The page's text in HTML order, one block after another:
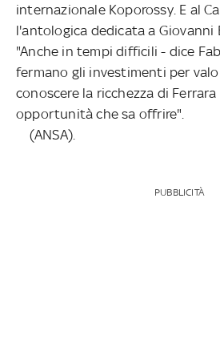
internazionale Koporossy. E al
l'antologica dedicata a Giovanni
"Anche in tempi difficili - dice
fermano gli investimenti per
conoscere la ricchezza di
opportunità che sa offrire".
(ANSA).
PUBBLICITÀ